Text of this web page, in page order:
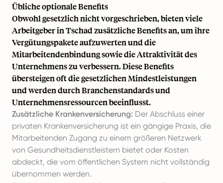
Übliche optionale Benefits
Obwohl gesetzlich nicht vorgeschrieben, bieten viele
Arbeitgeber in Tschad zusätzliche Benefits an, um ihre
Vergütungspakete aufzuwerten und die
Mitarbeitendenbindung sowie die Attraktivität des
Unternehmens zu verbessern. Diese Benefits
übersteigen oft die gesetzlichen Mindestleistungen
und werden durch Branchenstandards und
Unternehmensressourcen beeinflusst.
Zusätzliche Krankenversicherung: Der Abschluss einer
privaten Krankenversicherung ist ein gängige Praxis, die
Mitarbeitenden Zugang zu einem größeren Netzwerk
von Gesundheitsdienstleistern bietet oder Kosten
abdeckt, die vom öffentlichen System nicht vollständig
übernommen werden.